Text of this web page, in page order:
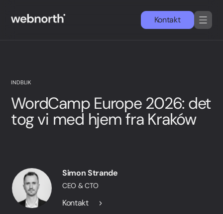
Services
Cases
Om os
Kontakt
INDBLIK
WordCamp Europe 2026: det
tog vi med hjem fra Kraków
Simon Strande
CEO & CTO
Kontakt
Simon Strande